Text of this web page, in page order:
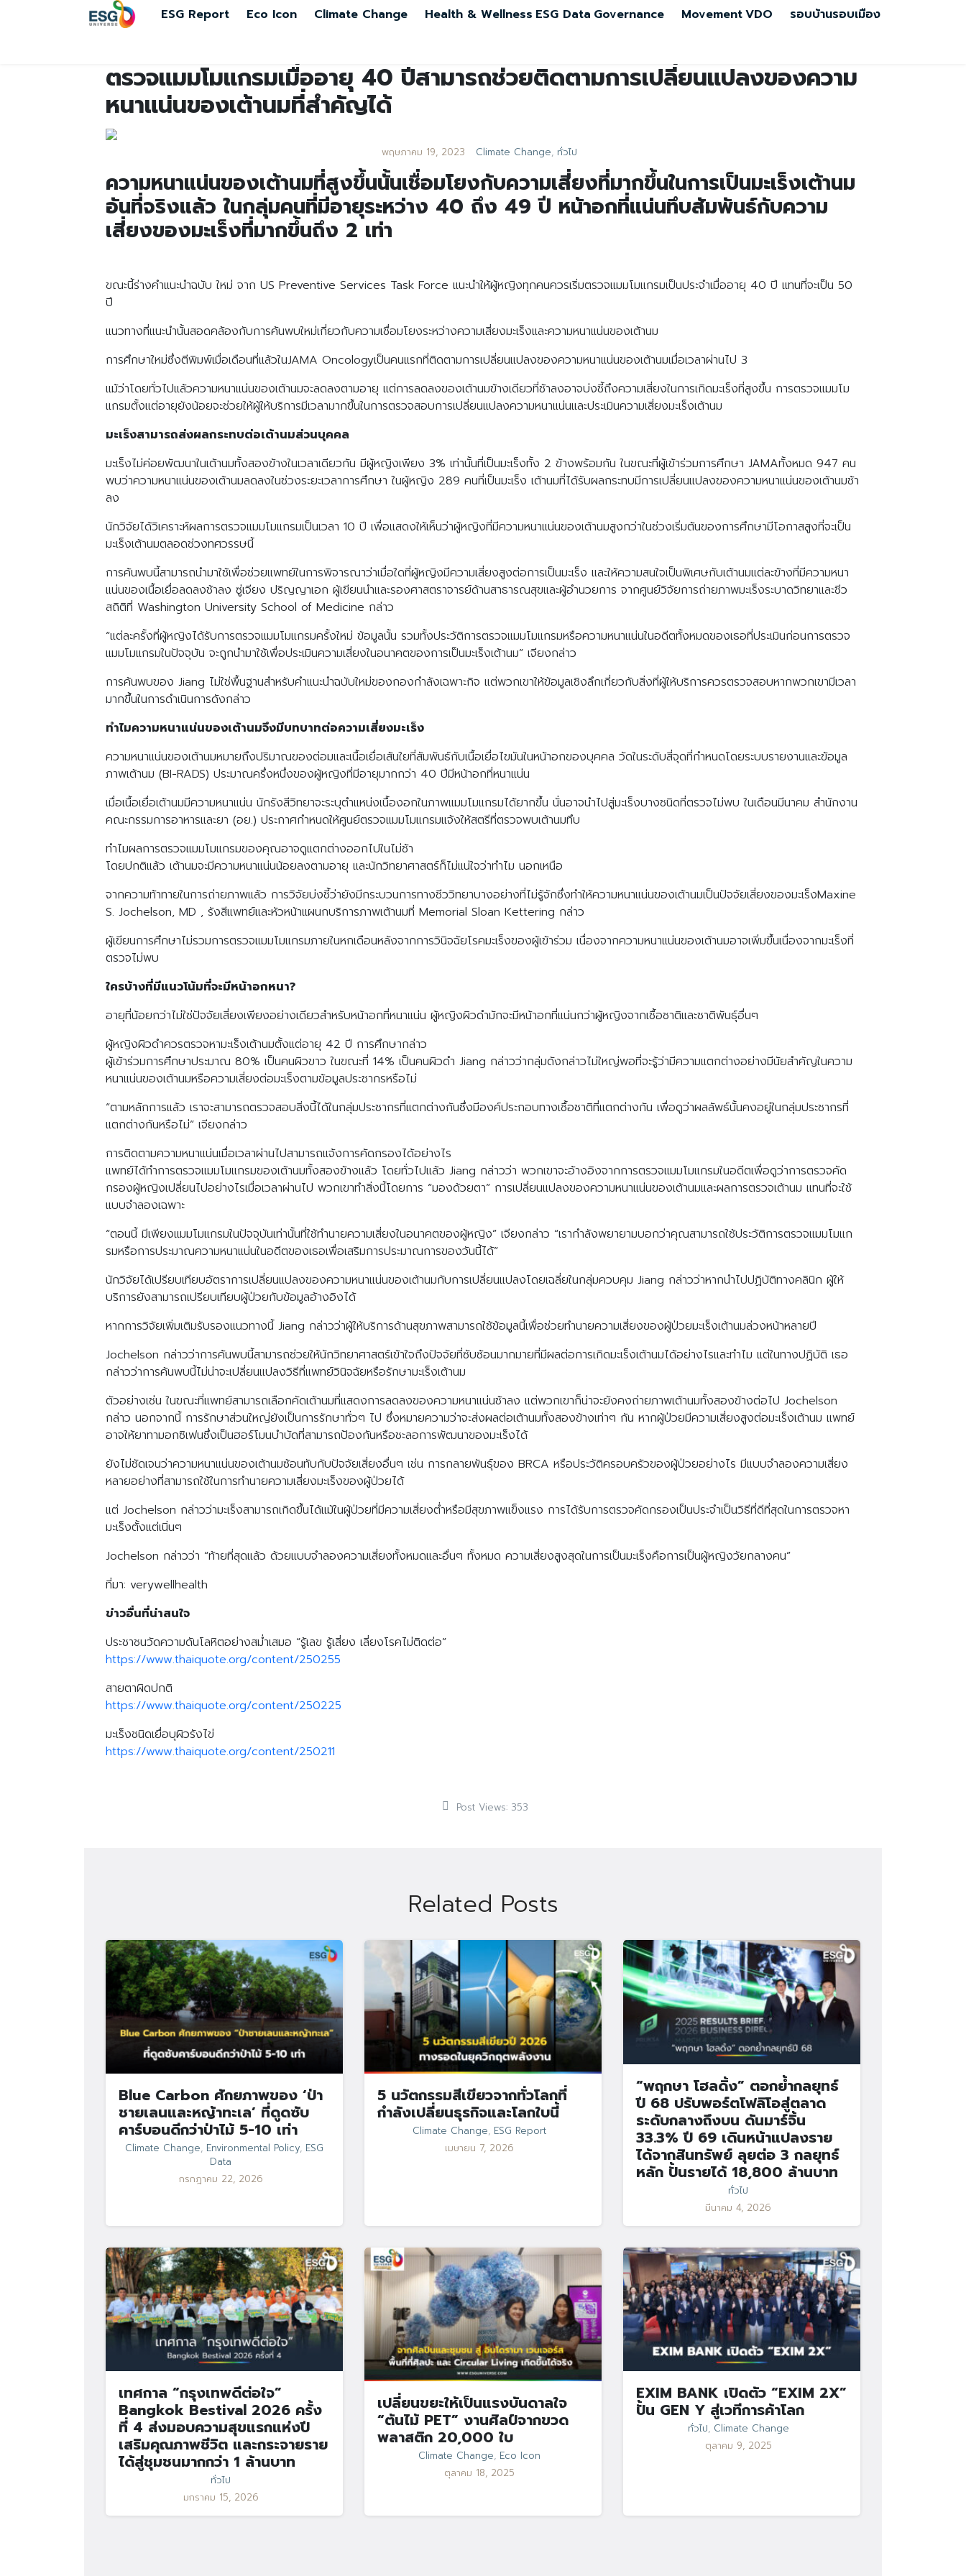
ESG Report Eco Icon Climate Change Health & Wellness ESG Data Governance MovementVDO รอบบ้านรอบเมือง
Search
for:
ตรวจแมมโมแกรมเมื่ออายุ 40 ปีสามารถช่วยติดตามการเปลี่ยนแปลงของความ
หนาแน่นของเต้านมที่สำคัญได้
พฤษภาคม 19, 2023 Climate Change, ทั่วไป
ความหนาแน่นของเต้านมที่สูงขึ้นนั้นเชื่อมโยงกับความเสี่ยงที่มากขึ้นในการเป็นมะเร็งเต้านม
อันที่จริงแล้ว ในกลุ่มคนที่มีอายุระหว่าง 40 ถึง 49 ปี หน้าอกที่แน่นทึบสัมพันธ์กับความ
เสี่ยงของมะเร็งที่มากขึ้นถึง 2 เท่า
ขณะนี้ร่างคำแนะนำฉบับ ใหม่ จาก US Preventive Services Task Force แนะนำให้ผู้หญิงทุกคนควรเริ่มตรวจแมมโมแกรมเป็นประจำเมื่ออายุ 40 ปี แทนที่จะเป็น 50
ปี
แนวทางที่แนะนำนั้นสอดคล้องกับการค้นพบใหม่เกี่ยวกับความเชื่อมโยงระหว่างความเสี่ยงมะเร็งและความหนาแน่นของเต้านม
การศึกษาใหม่ซึ่งตีพิมพ์เมื่อเดือนที่แล้วในJAMA Oncologyเป็นคนแรกที่ติดตามการเปลี่ยนแปลงของความหนาแน่นของเต้านมเมื่อเวลาผ่านไป 3
แม้ว่าโดยทั่วไปแล้วความหนาแน่นของเต้านมจะลดลงตามอายุ แต่การลดลงของเต้านมข้างเดียวที่ช้าลงอาจบ่งชี้ถึงความเสี่ยงในการเกิดมะเร็งที่สูงขึ้น การตรวจแมมโม
แกรมตั้งแต่อายุยังน้อยจะช่วยให้ผู้ให้บริการมีเวลามากขึ้นในการตรวจสอบการเปลี่ยนแปลงความหนาแน่นและประเมินความเสี่ยงมะเร็งเต้านม
มะเร็งสามารถส่งผลกระทบต่อเต้านมส่วนบุคคล
มะเร็งไม่ค่อยพัฒนาในเต้านมทั้งสองข้างในเวลาเดียวกัน มีผู้หญิงเพียง 3% เท่านั้นที่เป็นมะเร็งทั้ง 2 ข้างพร้อมกัน ในขณะที่ผู้เข้าร่วมการศึกษา JAMAทั้งหมด 947 คน
พบว่าความหนาแน่นของเต้านมลดลงในช่วงระยะเวลาการศึกษา ในผู้หญิง 289 คนที่เป็นมะเร็ง เต้านมที่ได้รับผลกระทบมีการเปลี่ยนแปลงของความหนาแน่นของเต้านมช้า
ลง
นักวิจัยได้วิเคราะห์ผลการตรวจแมมโมแกรมเป็นเวลา 10 ปี เพื่อแสดงให้เห็นว่าผู้หญิงที่มีความหนาแน่นของเต้านมสูงกว่าในช่วงเริ่มต้นของการศึกษามีโอกาสสูงที่จะเป็น
มะเร็งเต้านมตลอดช่วงทศวรรษนี้
การค้นพบนี้สามารถนำมาใช้เพื่อช่วยแพทย์ในการพิจารณาว่าเมื่อใดที่ผู้หญิงมีความเสี่ยงสูงต่อการเป็นมะเร็ง และให้ความสนใจเป็นพิเศษกับเต้านมแต่ละข้างที่มีความหนา
แน่นของเนื้อเยื่อลดลงช้าลง ซู่เจียง ปริญญาเอก ผู้เขียนนำและรองศาสตราจารย์ด้านสาธารณสุขและผู้อำนวยการ จากศูนย์วิจัยการถ่ายภาพมะเร็งระบาดวิทยาและชีว
สถิติที่ Washington University School of Medicine กล่าว
“แต่ละครั้งที่ผู้หญิงได้รับการตรวจแมมโมแกรมครั้งใหม่ ข้อมูลนั้น รวมทั้งประวัติการตรวจแมมโมแกรมหรือความหนาแน่นในอดีตทั้งหมดของเธอที่ประเมินก่อนการตรวจ
แมมโมแกรมในปัจจุบัน จะถูกนำมาใช้เพื่อประเมินความเสี่ยงในอนาคตของการเป็นมะเร็งเต้านม” เจียงกล่าว
การค้นพบของ Jiang ไม่ใช่พื้นฐานสำหรับคำแนะนำฉบับใหม่ของกองกำลังเฉพาะกิจ แต่พวกเขาให้ข้อมูลเชิงลึกเกี่ยวกับสิ่งที่ผู้ให้บริการควรตรวจสอบหากพวกเขามีเวลา
มากขึ้นในการดำเนินการดังกล่าว
ทำไมความหนาแน่นของเต้านมจึงมีบทบาทต่อความเสี่ยงมะเร็ง
ความหนาแน่นของเต้านมหมายถึงปริมาณของต่อมและเนื้อเยื่อเส้นใยที่สัมพันธ์กับเนื้อเยื่อไขมันในหน้าอกของบุคคล วัดในระดับสี่จุดที่กำหนดโดยระบบรายงานและข้อมูล
ภาพเต้านม (BI-RADS) ประมาณครึ่งหนึ่งของผู้หญิงที่มีอายุมากกว่า 40 ปีมีหน้าอกที่หนาแน่น
เมื่อเนื้อเยื่อเต้านมมีความหนาแน่น นักรังสีวิทยาจะระบุตำแหน่งเนื้องอกในภาพแมมโมแกรมได้ยากขึ้น นั่นอาจนำไปสู่มะเร็งบางชนิดที่ตรวจไม่พบ ในเดือนมีนาคม สำนักงาน
คณะกรรมการอาหารและยา (อย.) ประกาศกำหนดให้ศูนย์ตรวจแมมโมแกรมแจ้งให้สตรีที่ตรวจพบเต้านมทึบ
ทำไมผลการตรวจแมมโมแกรมของคุณอาจดูแตกต่างออกไปในไม่ช้า
โดยปกติแล้ว เต้านมจะมีความหนาแน่นน้อยลงตามอายุ และนักวิทยาศาสตร์ก็ไม่แน่ใจว่าทำไม นอกเหนือ
จากความท้าทายในการถ่ายภาพแล้ว การวิจัยบ่งชี้ว่ายังมีกระบวนการทางชีววิทยาบางอย่างที่ไม่รู้จักซึ่งทำให้ความหนาแน่นของเต้านมเป็นปัจจัยเสี่ยงของมะเร็งMaxine
S. Jochelson, MD , รังสีแพทย์และหัวหน้าแผนกบริการภาพเต้านมที่ Memorial Sloan Kettering กล่าว
ผู้เขียนการศึกษาไม่รวมการตรวจแมมโมแกรมภายในหกเดือนหลังจากการวินิจฉัยโรคมะเร็งของผู้เข้าร่วม เนื่องจากความหนาแน่นของเต้านมอาจเพิ่มขึ้นเนื่องจากมะเร็งที่
ตรวจไม่พบ
ใครบ้างที่มีแนวโน้มที่จะมีหน้าอกหนา?
อายุที่น้อยกว่าไม่ใช่ปัจจัยเสี่ยงเพียงอย่างเดียวสำหรับหน้าอกที่หนาแน่น ผู้หญิงผิวดำมักจะมีหน้าอกที่แน่นกว่าผู้หญิงจากเชื้อชาติและชาติพันธุ์อื่นๆ
ผู้หญิงผิวดำควรตรวจหามะเร็งเต้านมตั้งแต่อายุ 42 ปี การศึกษากล่าว
ผู้เข้าร่วมการศึกษาประมาณ 80% เป็นคนผิวขาว ในขณะที่ 14% เป็นคนผิวดำ Jiang กล่าวว่ากลุ่มดังกล่าวไม่ใหญ่พอที่จะรู้ว่ามีความแตกต่างอย่างมีนัยสำคัญในความ
หนาแน่นของเต้านมหรือความเสี่ยงต่อมะเร็งตามข้อมูลประชากรหรือไม่
“ตามหลักการแล้ว เราจะสามารถตรวจสอบสิ่งนี้ได้ในกลุ่มประชากรที่แตกต่างกันซึ่งมีองค์ประกอบทางเชื้อชาติที่แตกต่างกัน เพื่อดูว่าผลลัพธ์นั้นคงอยู่ในกลุ่มประชากรที่
แตกต่างกันหรือไม่” เจียงกล่าว
การติดตามความหนาแน่นเมื่อเวลาผ่านไปสามารถแจ้งการคัดกรองได้อย่างไร
แพทย์ได้ทำการตรวจแมมโมแกรมของเต้านมทั้งสองข้างแล้ว โดยทั่วไปแล้ว Jiang กล่าวว่า พวกเขาจะอ้างอิงจากการตรวจแมมโมแกรมในอดีตเพื่อดูว่าการตรวจคัด
กรองผู้หญิงเปลี่ยนไปอย่างไรเมื่อเวลาผ่านไป พวกเขาทำสิ่งนี้โดยการ “มองด้วยตา” การเปลี่ยนแปลงของความหนาแน่นของเต้านมและผลการตรวจเต้านม แทนที่จะใช้
แบบจำลองเฉพาะ
“ตอนนี้ มีเพียงแมมโมแกรมในปัจจุบันเท่านั้นที่ใช้ทำนายความเสี่ยงในอนาคตของผู้หญิง” เจียงกล่าว “เรากำลังพยายามบอกว่าคุณสามารถใช้ประวัติการตรวจแมมโมแก
รมหรือการประมาณความหนาแน่นในอดีตของเธอเพื่อเสริมการประมาณการของวันนี้ได้”
นักวิจัยได้เปรียบเทียบอัตราการเปลี่ยนแปลงของความหนาแน่นของเต้านมกับการเปลี่ยนแปลงโดยเฉลี่ยในกลุ่มควบคุม Jiang กล่าวว่าหากนำไปปฏิบัติทางคลินิก ผู้ให้
บริการยังสามารถเปรียบเทียบผู้ป่วยกับข้อมูลอ้างอิงได้
หากการวิจัยเพิ่มเติมรับรองแนวทางนี้ Jiang กล่าวว่าผู้ให้บริการด้านสุขภาพสามารถใช้ข้อมูลนี้เพื่อช่วยทำนายความเสี่ยงของผู้ป่วยมะเร็งเต้านมล่วงหน้าหลายปี
Jochelson กล่าวว่าการค้นพบนี้สามารถช่วยให้นักวิทยาศาสตร์เข้าใจถึงปัจจัยที่ซับซ้อนมากมายที่มีผลต่อการเกิดมะเร็งเต้านมได้อย่างไรและทำไม แต่ในทางปฏิบัติ เธอ
กล่าวว่าการค้นพบนี้ไม่น่าจะเปลี่ยนแปลงวิธีที่แพทย์วินิจฉัยหรือรักษามะเร็งเต้านม
ตัวอย่างเช่น ในขณะที่แพทย์สามารถเลือกคัดเต้านมที่แสดงการลดลงของความหนาแน่นช้าลง แต่พวกเขาก็น่าจะยังคงถ่ายภาพเต้านมทั้งสองข้างต่อไป Jochelson
กล่าว นอกจากนี้ การรักษาส่วนใหญ่ยังเป็นการรักษาทั่วๆ ไป ซึ่งหมายความว่าจะส่งผลต่อเต้านมทั้งสองข้างเท่าๆ กัน หากผู้ป่วยมีความเสี่ยงสูงต่อมะเร็งเต้านม แพทย์
อาจให้ยาทามอกซิเฟนซึ่งเป็นฮอร์โมนบำบัดที่สามารถป้องกันหรือชะลอการพัฒนาของมะเร็งได้
ยังไม่ชัดเจนว่าความหนาแน่นของเต้านมซ้อนทับกับปัจจัยเสี่ยงอื่นๆ เช่น การกลายพันธุ์ของ BRCA หรือประวัติครอบครัวของผู้ป่วยอย่างไร มีแบบจำลองความเสี่ยง
หลายอย่างที่สามารถใช้ในการทำนายความเสี่ยงมะเร็งของผู้ป่วยได้
แต่ Jochelson กล่าวว่ามะเร็งสามารถเกิดขึ้นได้แม้ในผู้ป่วยที่มีความเสี่ยงต่ำหรือมีสุขภาพแข็งแรง การได้รับการตรวจคัดกรองเป็นประจำเป็นวิธีที่ดีที่สุดในการตรวจหา
มะเร็งตั้งแต่เนิ่นๆ
Jochelson กล่าวว่า “ท้ายที่สุดแล้ว ด้วยแบบจำลองความเสี่ยงทั้งหมดและอื่นๆ ทั้งหมด ความเสี่ยงสูงสุดในการเป็นมะเร็งคือการเป็นผู้หญิงวัยกลางคน”
ที่มา: verywellhealth
ข่าวอื่นที่น่าสนใจ
ประชาชนวัดความดันโลหิตอย่างสม่ำเสมอ “รู้เลข รู้เสี่ยง เลี่ยงโรคไม่ติดต่อ”
https://www.thaiquote.org/content/250255
สายตาผิดปกติ
https://www.thaiquote.org/content/250225
มะเร็งชนิดเยื่อบุผิวรังไข่
https://www.thaiquote.org/content/250211
Post Views: 353
Related Posts
Blue Carbon ศักยภาพของ ‘ป่า
ชายเลนและหญ้าทะเล’ ที่ดูดซับ
คาร์บอนดีกว่าป่าไม้ 5-10 เท่า
Climate Change, Environmental Policy, ESG
Data
กรกฎาคม 22, 2026
5 นวัตกรรมสีเขียวจากทั่วโลกที่
กำลังเปลี่ยนธุรกิจและโลกใบนี้
Climate Change, ESG Report
เมษายน 7, 2026
“พฤกษา โฮลดิ้ง” ตอกย้ำกลยุทธ์
ปี 68 ปรับพอร์ตโฟลิโอสู่ตลาด
ระดับกลางถึงบน ดันมาร์จิ้น
33.3% ปี 69 เดินหน้าแปลงราย
ได้จากสินทรัพย์ ลุยต่อ 3 กลยุทธ์
หลัก ปั้นรายได้ 18,800 ล้านบาท
ทั่วไป
มีนาคม 4, 2026
เทศกาล “กรุงเทพดีต่อใจ”
Bangkok Bestival 2026 ครั้ง
ที่ 4 ส่งมอบความสุขแรกแห่งปี
เสริมคุณภาพชีวิต และกระจายราย
ได้สู่ชุมชนมากกว่า 1 ล้านบาท
ทั่วไป
มกราคม 15, 2026
เปลี่ยนขยะให้เป็นแรงบันดาลใจ
“ต้นไม้ PET” งานศิลป์จากขวด
พลาสติก 20,000 ใบ
Climate Change, Eco Icon
ตุลาคม 18, 2025
EXIM BANK เปิดตัว “EXIM 2X”
ปั้น GEN Y สู่เวทีการค้าโลก
ทั่วไป, Climate Change
ตุลาคม 9, 2025